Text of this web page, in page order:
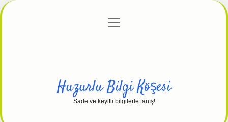
Gizlilik Politikası
menüyü
Huzurlu Bilgi Köşesi
Sade ve keyifli bilgilerle tanış!